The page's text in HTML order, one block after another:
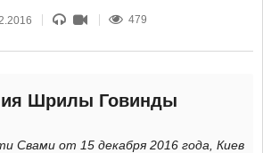
479
Шрилы Говинды
Свами от 15 декабря 2016 года, Киев